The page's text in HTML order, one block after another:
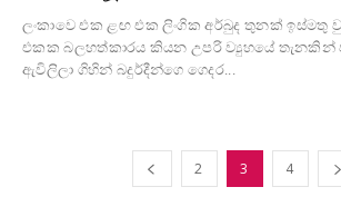
ලංකාවෙ එක ළඟ එක ලිංගික අර්බුද තුනක් ඉස්මතු
එකක බලහත්කාරය කියන උපරි ව්‍යුහයේ
ඇවිලිලා ගිහින් බදුර්දීන්ගෙ ගෙදර...
2 3 4